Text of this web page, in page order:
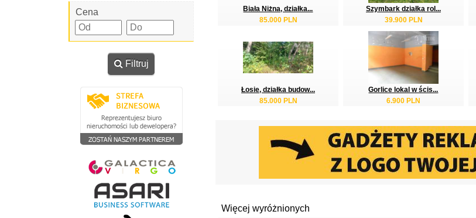
Cena
Filtruj
Biała Niżna, działka...
85.000 PLN
Szymbark działka rol...
39.900 PLN
Łosie, działka budow...
85.000 PLN
Gorlice lokal w ścis...
6.900 PLN
Więcej wyróżnionych